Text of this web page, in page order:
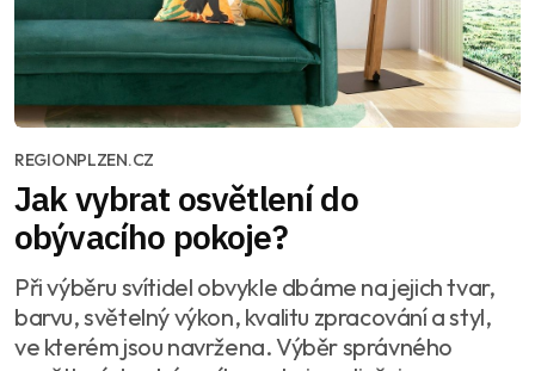
REGIONPLZEN.CZ
Jak vybrat osvětlení do
obývacího pokoje?
Při výběru svítidel obvykle dbáme na jejich tvar,
barvu, světelný výkon, kvalitu zpracování a styl,
ve kterém jsou navržena. Výběr správného